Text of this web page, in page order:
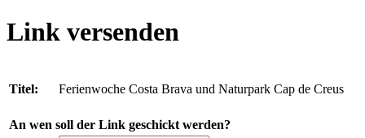
Link versenden
Titel: Ferienwoche Costa Brava und Naturpark Cap de Creus
An wen soll der Link geschickt werden?